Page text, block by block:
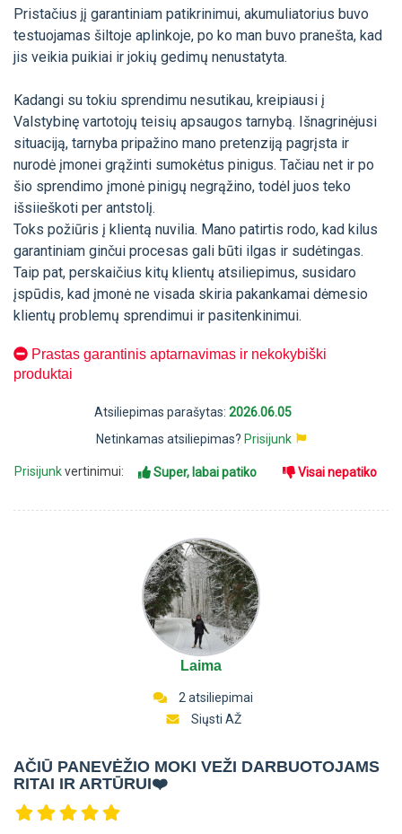
Pristačius jį garantiniam patikrinimui, akumuliatorius buvo
testuojamas šiltoje aplinkoje, po ko man buvo pranešta, kad
jis veikia puikiai ir jokių gedimų nenustatyta.
Kadangi su tokiu sprendimu nesutikau, kreipiausi į
Valstybinę vartotojų teisių apsaugos tarnybą. Išnagrinėjusi
situaciją, tarnyba pripažino mano pretenziją pagrįsta ir
nurodė įmonei grąžinti sumokėtus pinigus. Tačiau net ir po
šio sprendimo įmonė pinigų negrąžino, todėl juos teko
išsiieškoti per antstolį.
Toks požiūris į klientą nuvilia. Mano patirtis rodo, kad kilus
garantiniam ginčui procesas gali būti ilgas ir sudėtingas.
Taip pat, perskaičius kitų klientų atsiliepimus, susidaro
įspūdis, kad įmonė ne visada skiria pakankamai dėmesio
klientų problemų sprendimui ir pasitenkinimui.
Prastas garantinis aptarnavimas ir nekokybiški
produktai
Atsiliepimas parašytas: 2026.06.05
Netinkamas atsiliepimas? Prisijunk
Prisijunkvertinimui: Super, labai patiko Visai nepatiko
Laima
2 atsiliepimai
Siųsti AŽ
AČIŪ PANEVĖŽIO MOKI VEŽI DARBUOTOJAMS
RITAI IR ARTŪRUI❤️